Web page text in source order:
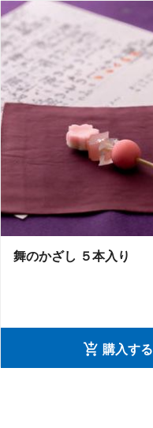
舞のかざし ５本入り
購入する